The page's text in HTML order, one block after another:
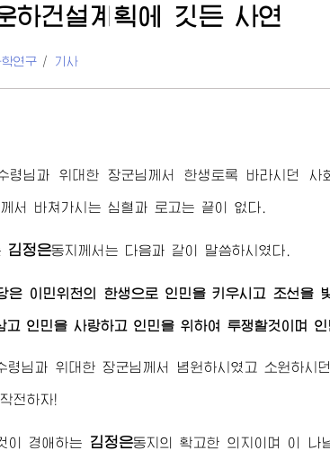
하건설계획에 깃든 사연
학연구 / 기사
령님 과 위대한 장군님께서 한생토록 바라시던 사
서 바쳐가시는 심혈과 로고는 끝이 없다.
김정은동지께서 는 다음과 같이 말씀하시였다.
은 이민위천의 한생으로 인민을 키우시고 조선을
고 인민을 사랑하고 인민을 위하여 투쟁할것이며
령님 과 위대한 장군님께서 념원하시였고 소원하시
전하자!
이 경애하는 김정은동지 의 확고한 의지이며 이 나